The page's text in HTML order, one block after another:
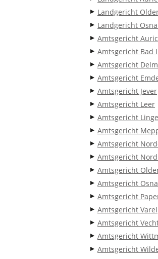
Landgericht
Landgericht
Amtsgericht
Amtsgericht Bad
Amtsgericht
Amtsgericht
Amtsgericht Jever
Amtsgericht Leer
Amtsgericht
Amtsgericht
Amtsgericht
Amtsgericht
Amtsgericht
Amtsgericht
Amtsgericht
Amtsgericht Varel
Amtsgericht
Amtsgericht
Amtsgericht